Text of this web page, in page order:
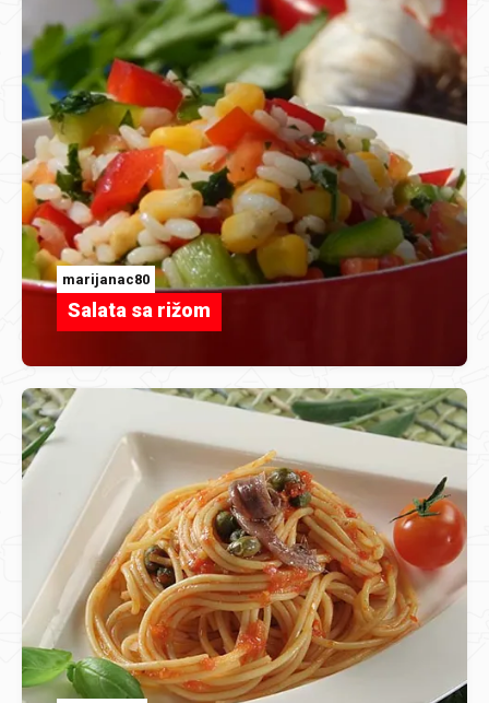
marijanac80
Salata sa rižom